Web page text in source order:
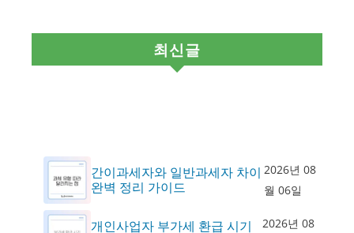
최신글
간이과세자와 일반과세자 차이
완벽 정리 가이드
2026년 08
월 06일
개인사업자 부가세 환급 시기
2026년 08